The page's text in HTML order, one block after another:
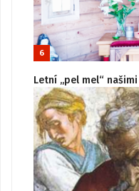
6
Letní „pel mel“